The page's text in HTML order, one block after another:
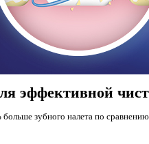
эффективной
больше зубного налета по